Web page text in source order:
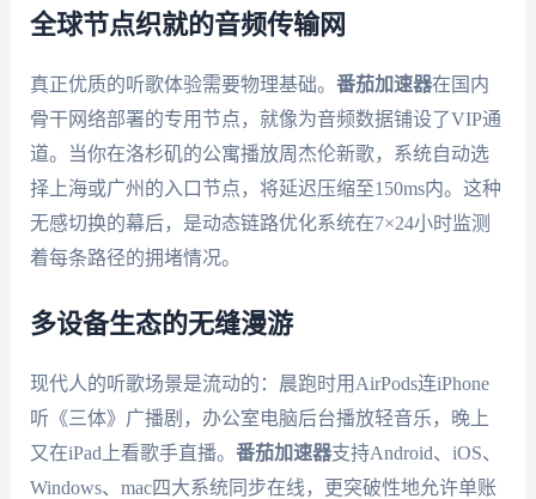
全球节点织就的音频传输网
真正优质的听歌体验需要物理基础。 番茄加速器在国内
骨干网络部署的专用节点，就像为音频数据铺设了VIP通
道。当你在洛杉矶的公寓播放周杰伦新歌，系统自动选
择上海或广州的入口节点，将延迟压缩至150ms内。这种
无感切换的幕后，是动态链路优化系统在7×24小时监测
着每条路径的拥堵情况。
多设备生态的无缝漫游
现代人的听歌场景是流动的：晨跑时用AirPods连iPhone
听《三体》广播剧，办公室电脑后台播放轻音乐，晚上
又在iPad上看歌手直播。 番茄加速器支持Android、iOS、
Windows、mac四大系统同步在线，更突破性地允许单账